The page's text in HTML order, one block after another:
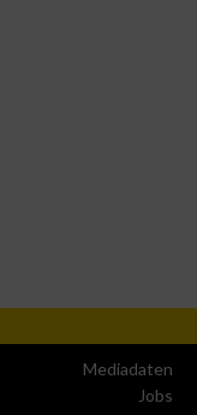
Mediadaten
Jobs